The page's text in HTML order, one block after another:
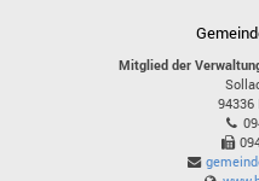
Mitglied der
94336